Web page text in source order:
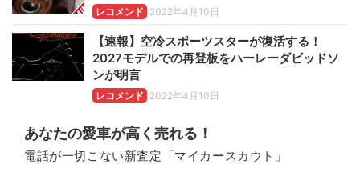
レコメンド 2022年4月10日
【速報】空冷スポーツスターが復活する！
2027モデルでの再登板をハーレーダビッドソ
ンが明言
レコメンド 2022年4月10日
あなたの愛車が高く売れる！
電話が一切こない新査定「マイカースカウト」